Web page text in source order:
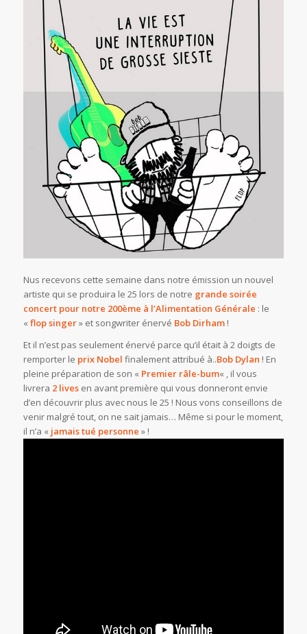
Nus recevons cette semaine dans notre émission un nouvel
artiste qui se produira le 25 lors de notre grande soirée
concert pour notre 200ème à l’Alimentation Générale : le
«flop singer» et songwriter énervé Bob Dirham!
Et il n’est pas seulement énervé parce qu’il était à 2 doigts de
remporter le prix Nobel finalement attribué à..Bob Dylan ! En
pleine préparation de son « Premier râle-bum« , il vous
livrera 2 livesen avant première qui vous donneront envie
d’en découvrir plus avec nous le 25 ! Nous vons conseillons de
venir malgré tout, on ne sait jamais… Même si pour le moment,
il n’a « jamais tué personne » !